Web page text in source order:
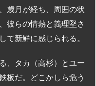
歳月が経ち、周囲の状
彼らの情熱と義理堅さ
て新鮮に感じられる。
、タカ（高杉）とユー
板だ。どこかしら危う